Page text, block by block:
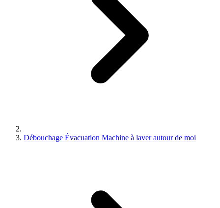
Débouchage Évacuation Machine à laver autour de moi